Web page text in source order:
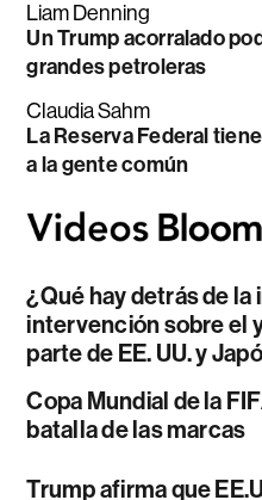
Liam Denning
Un Trump acorralado
grandes petroleras
Claudia Sahm
La Reserva Federal
a la gente común
¿Qué hay detrás de la
intervención sobre el
parte de EE. UU. y
Copa Mundial de la
batalla de las marcas
Trump afirma que